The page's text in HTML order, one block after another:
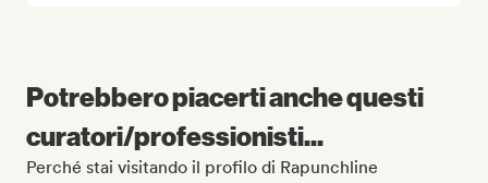
Potrebbero piacerti anche questi
curatori/professionisti...
Perché stai visitando il profilo di Rapunchline